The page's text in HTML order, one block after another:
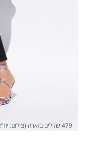
479 שקלים בזארה (צילום: יח"צ)